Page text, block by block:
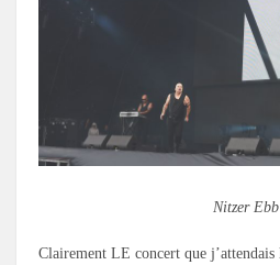
Nitzer Ebb
Clairement LE concert que